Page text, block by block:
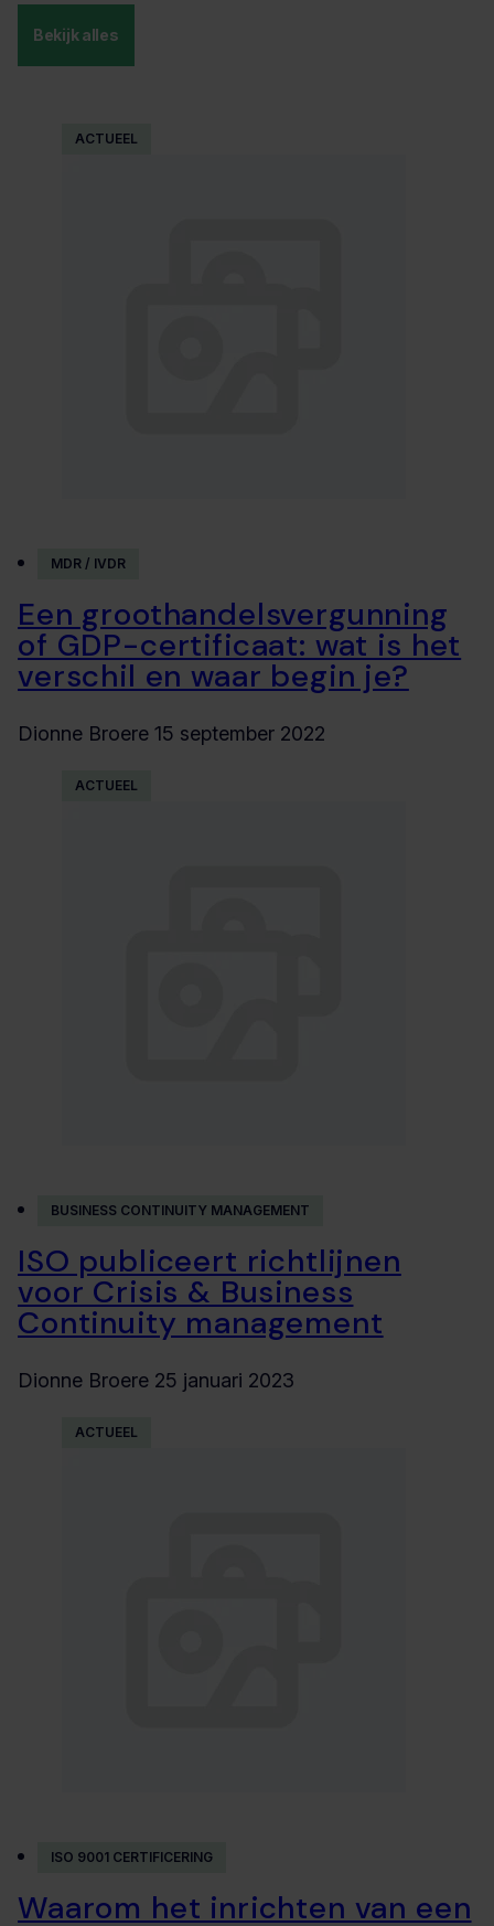
Bekijk alles
ACTUEEL
MDR / IVDR
Een groothandelsvergunning
of GDP-certificaat: wat is het
verschil en waar begin je?
Dionne Broere 15 september 2022
ACTUEEL
BUSINESS CONTINUITY MANAGEMENT
ISO publiceert richtlijnen
voor Crisis & Business
Continuity management
Dionne Broere 25 januari 2023
ACTUEEL
ISO 9001 CERTIFICERING
Waarom het inrichten van een